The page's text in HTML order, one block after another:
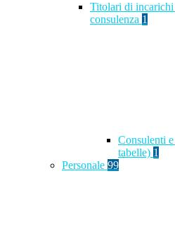
Titolari di
consulenza 1
Consulenti
tabelle) 1
Personale 99